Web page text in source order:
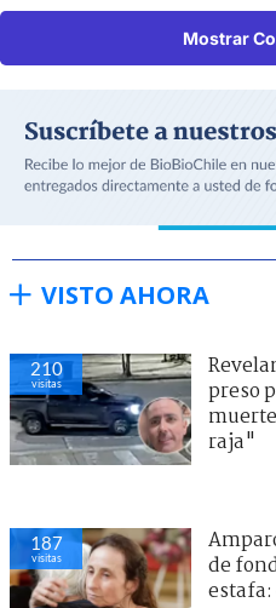
Mostrar
VISTO AHORA
210
visitas
preso
raja"
187
visitas
de